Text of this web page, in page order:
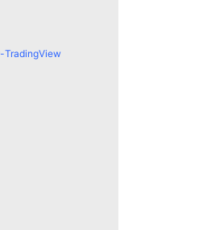
עקוב אחר כל השווקים ב-TradingView